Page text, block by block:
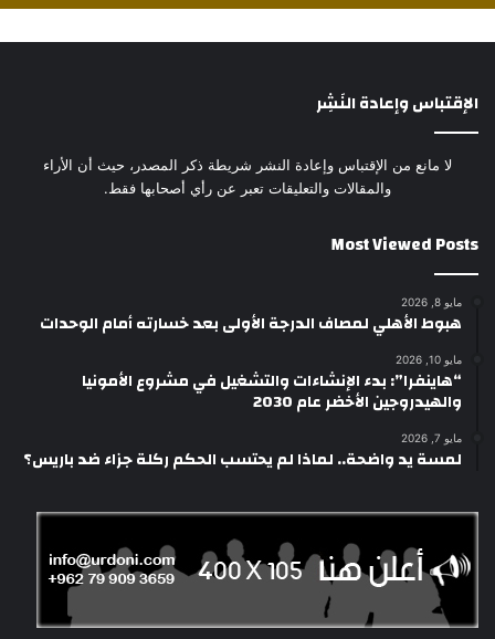
الإقتباس وإعادة النَشِر
لا مانع من الإقتباس وإعادة النشر شريطة ذكر المصدر، حيث أن الأراء
والمقالات والتعليقات تعبر عن رأي أصحابها فقط.
Most Viewed Posts
مايو 8, 2026
هبوط الأهلي لمصاف الدرجة الأولى بعد خسارته أمام الوحدات
مايو 10, 2026
“هاينفرا”: بدء الإنشاءات والتشغيل في مشروع الأمونيا
والهيدروجين الأخضر عام 2030
مايو 7, 2026
لمسة يد واضحة.. لماذا لم يحتسب الحكم ركلة جزاء ضد باريس؟